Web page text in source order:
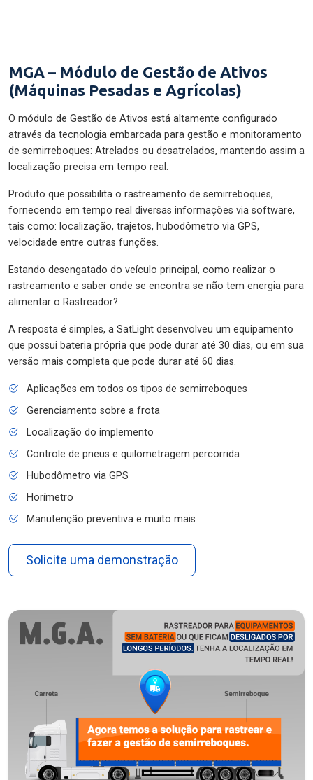
MGA – Módulo de Gestão de Ativos
(Máquinas Pesadas e Agrícolas)
O módulo de Gestão de Ativos está altamente configurado
através da tecnologia embarcada para gestão e monitoramento
de semirreboques: Atrelados ou desatrelados, mantendo assim a
localização precisa em tempo real.
Produto que possibilita o rastreamento de semirreboques,
fornecendo em tempo real diversas informações via software,
tais como: localização, trajetos, hubodômetro via GPS,
velocidade entre outras funções.
Estando desengatado do veículo principal, como realizar o
rastreamento e saber onde se encontra se não tem energia para
alimentar o Rastreador?
A resposta é simples, a SatLight desenvolveu um equipamento
que possui bateria própria que pode durar até 30 dias, ou em sua
versão mais completa que pode durar até 60 dias.
Aplicações em todos os tipos de semirreboques
Gerenciamento sobre a frota
Localização do implemento
Controle de pneus e quilometragem percorrida
Hubodômetro via GPS
Horímetro
Manutenção preventiva e muito mais
Solicite uma demonstração